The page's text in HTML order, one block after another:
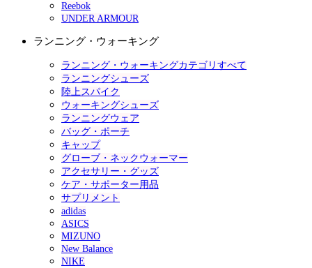
Reebok
UNDER ARMOUR
ランニング・ウォーキング
ランニング・ウォーキングカテゴリすべて
ランニングシューズ
陸上スパイク
ウォーキングシューズ
ランニングウェア
バッグ・ポーチ
キャップ
グローブ・ネックウォーマー
アクセサリー・グッズ
ケア・サポーター用品
サプリメント
adidas
ASICS
MIZUNO
New Balance
NIKE